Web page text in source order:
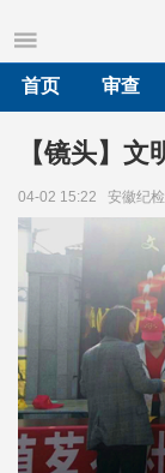
首页
审查
【镜头】
04-02 15:22 安徽纪